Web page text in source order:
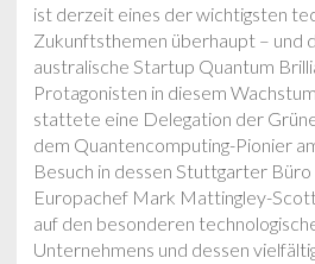
ist derzeit eines der wichtigsten
Zukunftsthemen überhaupt – und
australische Startup Quantum
Protagonisten in diesem
stattete eine Delegation der
dem Quantencomputing-Pionier
Besuch in dessen Stuttgarter
Europachef Mark Mattingley-
auf den besonderen
Unternehmens und dessen